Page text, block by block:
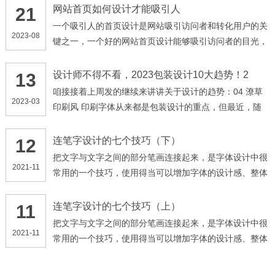
品牌传播全层面的一站式品牌策略机构。
21
2023-08
网站首页如何设计才能吸引人
一个吸引人的首页设计是网站吸引访问者和转化用户的关
键之一，一个好的网站首页设计能够吸引访问者的目光，
们需要的信息，下面是一些关于如何设计吸引人的网站首
页的建议。
13
2023-03
设计师不得不看，2023包装设计10大趋势！2
咱接接着上周发的继续来讲讲关于设计的趋势：04 潦草
印刷风 印刷字体从来都是包装设计的重点，但最近，随
往我们熟悉的那种精致、一丝不苟的排版形成了鲜明对
比，但是手写体中的那种潇洒和随意，莫名让人有这东西
是“大师出品”的感觉。 其实这个风格和上一篇设计趋势中
是在Instagram上还是TikTok上，充满日常性风格的事物
就会更加讨喜，所以手写体包装趋势，也许是大势所趋。
12
2021-11
连笔字设计的七个技巧（下）
把文字与文字之间的部分笔画连接起来，是字体设计中很
常用的一个技巧，使用得当可以增加字体的设计感、整体
个技巧时，很容易出现设计的字体太俗气、不好看等问
题，以下就是7个在做连笔字设计时需要注意的地方。
11
2021-11
连笔字设计的七个技巧（上）
把文字与文字之间的部分笔画连接起来，是字体设计中很
常用的一个技巧，使用得当可以增加字体的设计感、整体